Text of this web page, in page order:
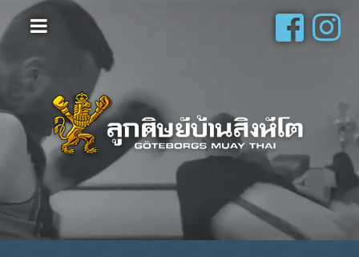
Hem
Vanliga frågor
Om oss
Galleri
Schema
Shop
Privatlektioner